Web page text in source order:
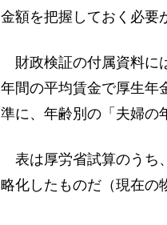
金額を把握しておく必要
財政検証の付属資料に
年間の平均賃金で厚生年
準に、年齢別の「夫婦の
表は厚労省試算のうち
略化したものだ（現在の